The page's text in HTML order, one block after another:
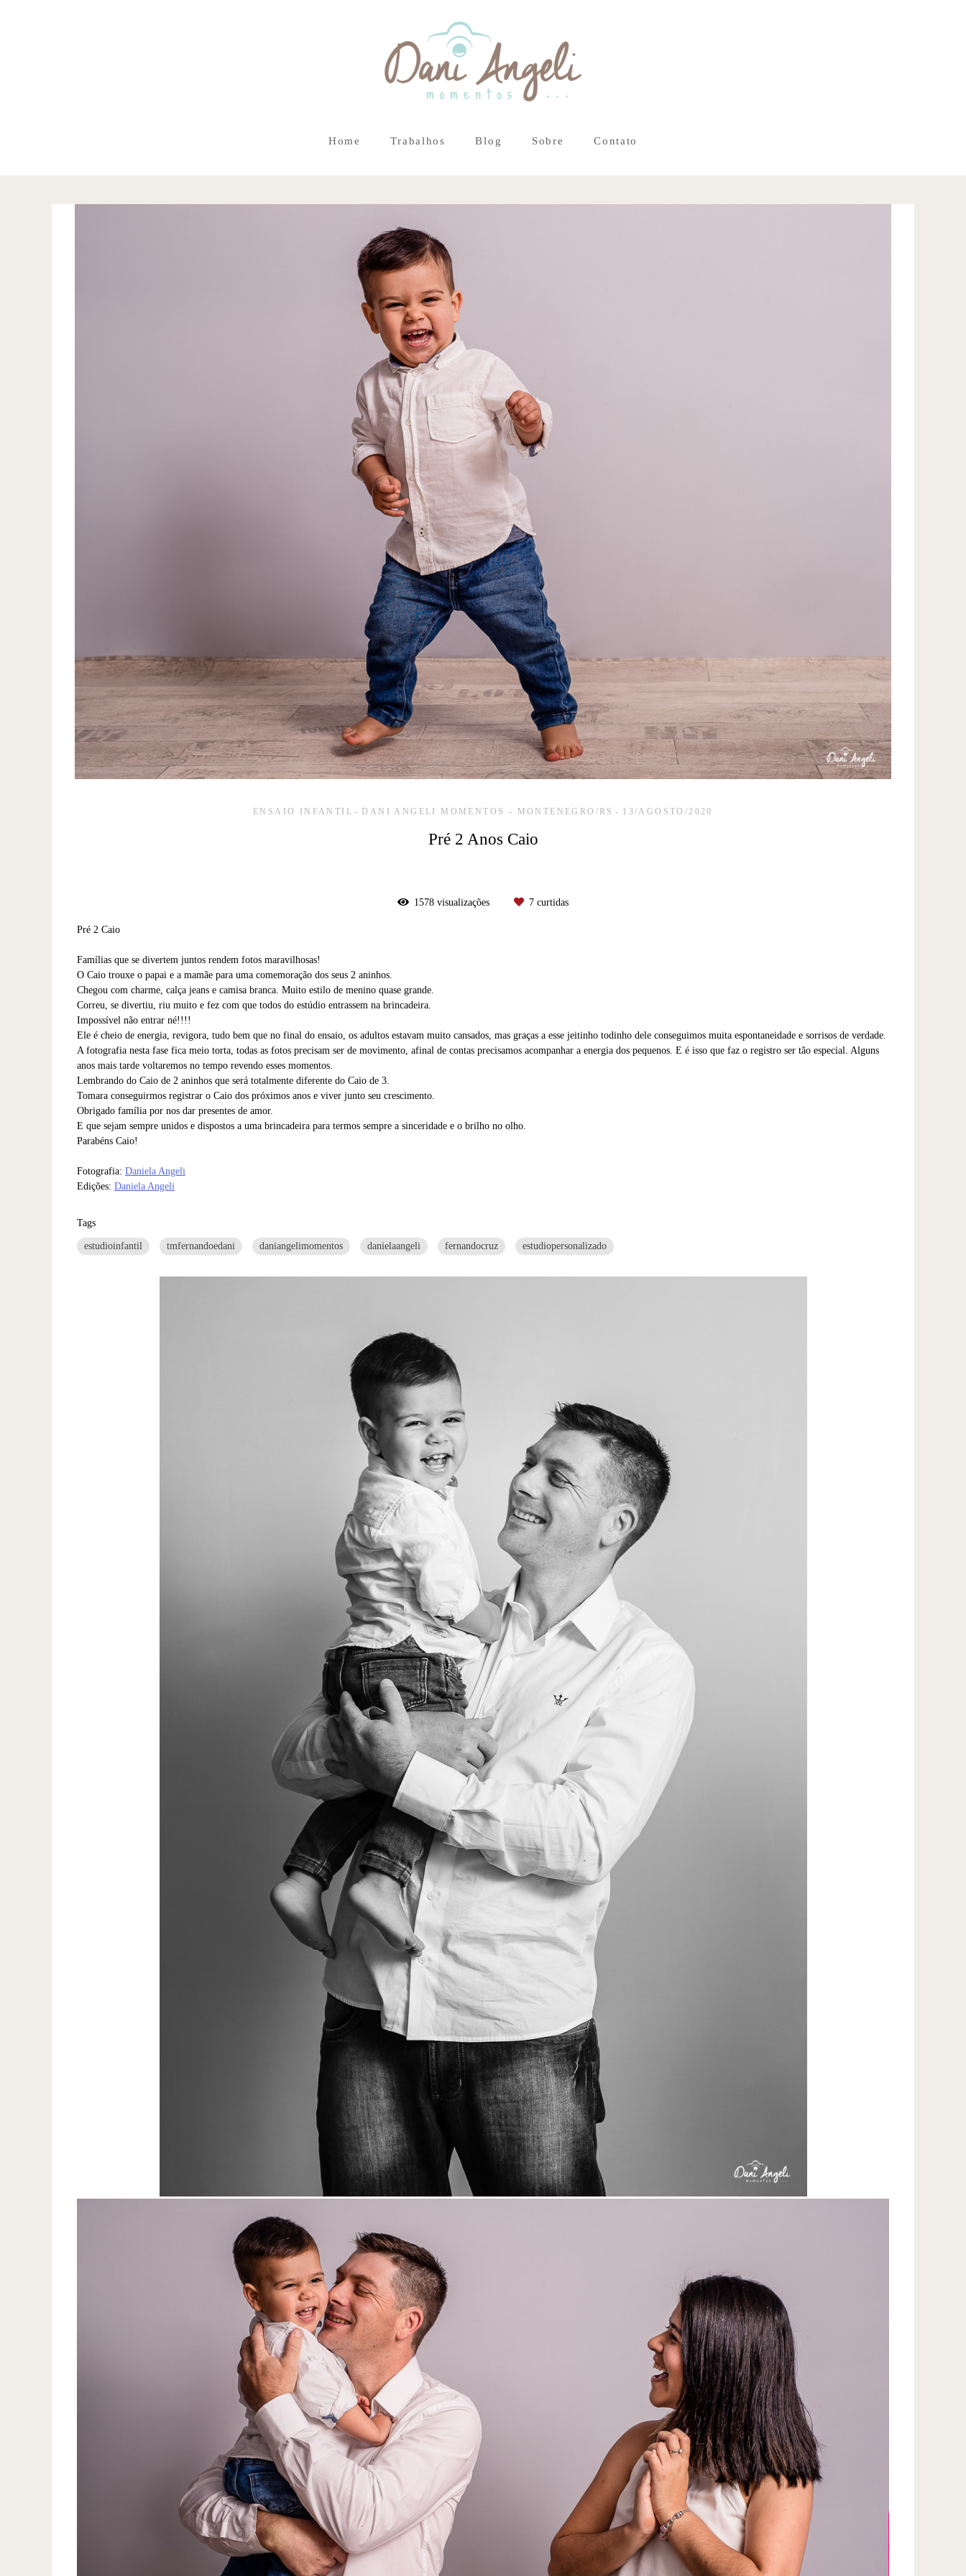
Home Trabalhos Blog Sobre Contato
ENSAIO INFANTIL DANI ANGELI MOMENTOS - MONTENEGRO/RS 13/AGOSTO/2020
Pré 2 Anos Caio
1578 visualizações 7 curtidas
Pré 2 Caio
Famílias que se divertem juntos rendem fotos maravilhosas!
O Caio trouxe o papai e a mamãe para uma comemoração dos seus 2 aninhos.
Chegou com charme, calça jeans e camisa branca. Muito estilo de menino quase grande.
Correu, se divertiu, riu muito e fez com que todos do estúdio entrassem na brincadeira.
Impossível não entrar né!!!!
Ele é cheio de energia, revigora, tudo bem que no final do ensaio, os adultos estavam muito cansados, mas graças a esse jeitinho todinho dele conseguimos muita espontaneidade e sorrisos de verdade.
A fotografia nesta fase fica meio torta, todas as fotos precisam ser de movimento, afinal de contas precisamos acompanhar a energia dos pequenos. E é isso que faz o registro ser tão especial. Alguns
anos mais tarde voltaremos no tempo revendo esses momentos.
Lembrando do Caio de 2 aninhos que será totalmente diferente do Caio de 3.
Tomara conseguirmos registrar o Caio dos próximos anos e viver junto seu crescimento.
Obrigado família por nos dar presentes de amor.
E que sejam sempre unidos e dispostos a uma brincadeira para termos sempre a sinceridade e o brilho no olho.
Parabéns Caio!
Fotografia: Daniela Angeli
Edições: Daniela Angeli
Tags
estudioinfantil tmfernandoedani daniangelimomentos danielaangeli fernandocruz estudiopersonalizado